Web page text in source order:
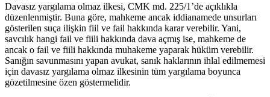
Davasız yargılama olmaz ilkesi, CMK md. 225/1’de açıklıkla
düzenlenmiştir. Buna göre, mahkeme ancak iddianamede unsurları
gösterilen suça ilişkin fiil ve fail hakkında karar verebilir. Yani,
savcılık hangi fail ve fiili hakkında dava açmış ise, mahkeme de
ancak o fail ve fiili hakkında muhakeme yaparak hüküm verebilir.
Sanığın savunmasını yapan avukat, sanık haklarının ihlal edilmemesi
için davasız yargılama olmaz ilkesinin tüm yargılama boyunca
gözetilmesine özen göstermelidir.